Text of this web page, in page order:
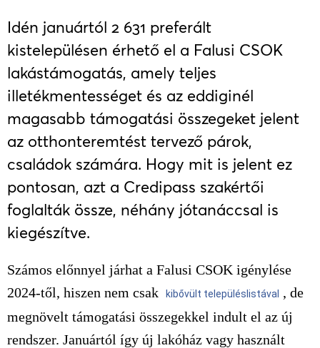
Idén januártól 2 631 preferált
kistelepülésen érhető el a Falusi CSOK
lakástámogatás, amely teljes
illetékmentességet és az eddiginél
magasabb támogatási összegeket jelent
az otthonteremtést tervező párok,
családok számára. Hogy mit is jelent ez
pontosan, azt a Credipass szakértői
foglalták össze, néhány jótanáccsal is
kiegészítve.
Számos előnnyel járhat a Falusi CSOK igénylése
2024-től, hiszen nem csak
kibővült településlistával
, de
megnövelt támogatási összegekkel indult el az új
rendszer. Januártól így új lakóház vagy használt